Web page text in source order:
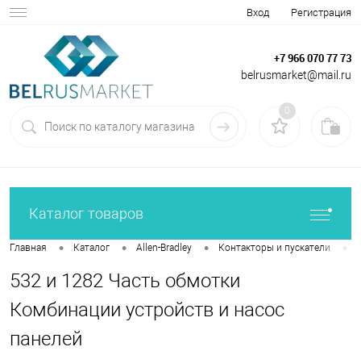
Вход Регистрация
+7 966 070 77 73
belrusmarket@mail.ru
0
Каталог товаров
Главная • Каталог • Allen-Bradley • Контакторы и пускатели •
532 и 1282 Часть обмотки
Комбинации устройств и насос
панелей